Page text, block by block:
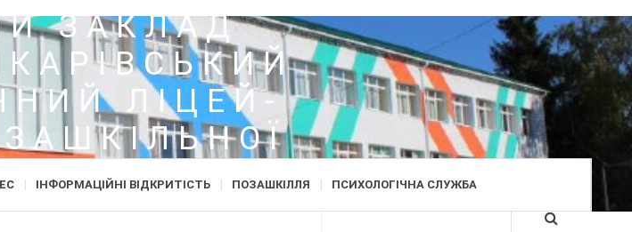
ЗАКЛАД
ЛІЦЕЙ-
ІНФОРМАЦІЙНІ ВІДКРИТІСТЬ ПОЗАШКІЛЛЯ ПСИХОЛОГІЧНА СЛУЖБА